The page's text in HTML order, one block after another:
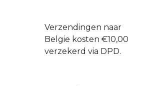
Verzendingen naar
Belgie kosten €10,00
verzekerd via DPD.